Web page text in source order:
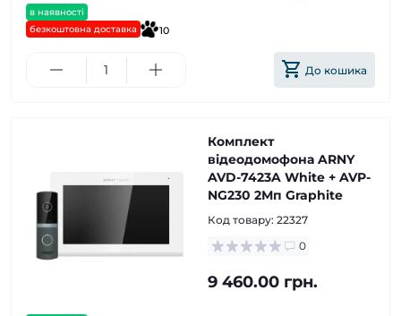
в наявності
безкоштовна доставка
10
До кошика
Комплект
відеодомофона ARNY
AVD-7423A White + AVP-
NG230 2Мп Graphite
Код товару: 22327
0
9 460.00 грн.